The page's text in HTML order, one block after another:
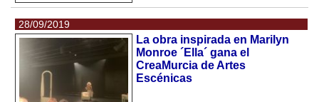
28/09/2019
La obra inspirada en Marilyn
Monroe ´Ella´ gana el
CreaMurcia de Artes
Escénicas